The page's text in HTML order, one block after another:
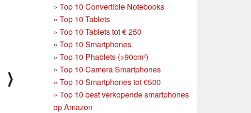
» Top 10 Convertible Notebooks
» Top 10 Tablets
» Top 10 Tablets tot € 250
» Top 10 Smartphones
» Top 10 Phablets (>90cm²)
» Top 10 Camera Smartphones
» Top 10 Smartphones tot €500
» Top 10 best verkopende smartphones
op Amazon
⟩